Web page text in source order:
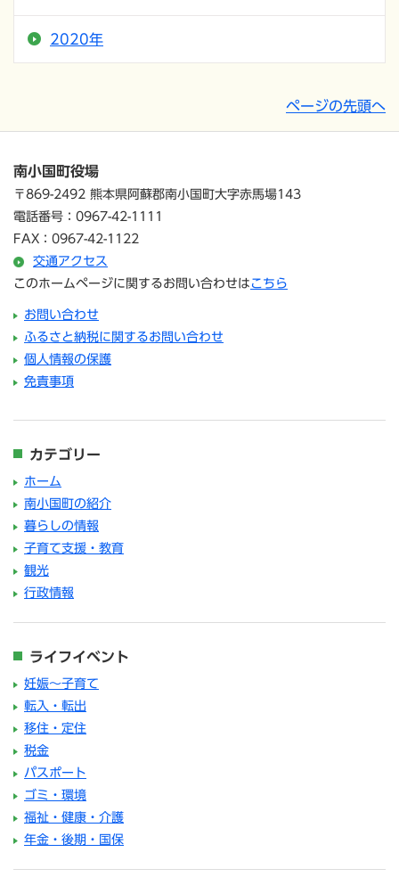
2020年
ページの先頭へ
南小国町役場
〒869-2492 熊本県阿蘇郡南小国町大字赤馬場143
電話番号：0967-42-1111
FAX：0967-42-1122
交通アクセス
このホームページに関するお問い合わせは こちら
お問い合わせ
ふるさと納税に関するお問い合わせ
個人情報の保護
免責事項
カテゴリー
ホーム
南小国町の紹介
暮らしの情報
子育て支援・教育
観光
行政情報
ライフイベント
妊娠～子育て
転入・転出
移住・定住
税金
パスポート
ゴミ・環境
福祉・健康・介護
年金・後期・国保